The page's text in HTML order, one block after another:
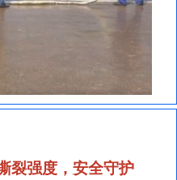
裂强度，安全守护